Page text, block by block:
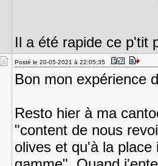
Il a été rapide ce
Posté le 20-05-2021 à 22:05:35
Bon mon expérience
Resto hier à ma
"content de nous
olives et qu'à la